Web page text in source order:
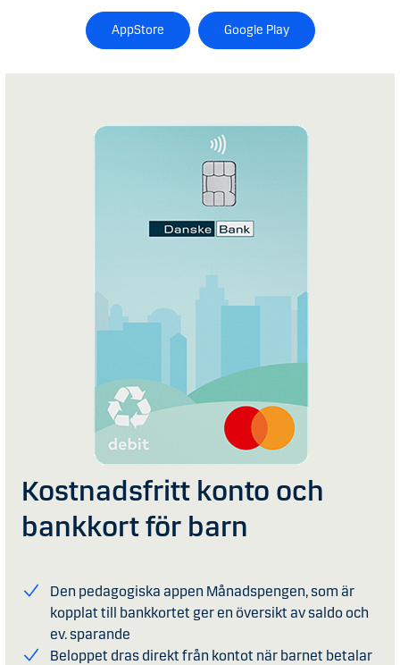
AppStore Google Play
Kostnadsfritt konto och
bankkort för barn
Den pedagogiska appen Månadspengen, som är
kopplat till bankkortet ger en översikt av saldo och
ev. sparande
Beloppet dras direkt från kontot när barnet betalar